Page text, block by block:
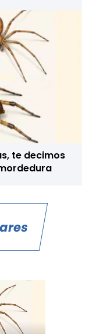
te decimos